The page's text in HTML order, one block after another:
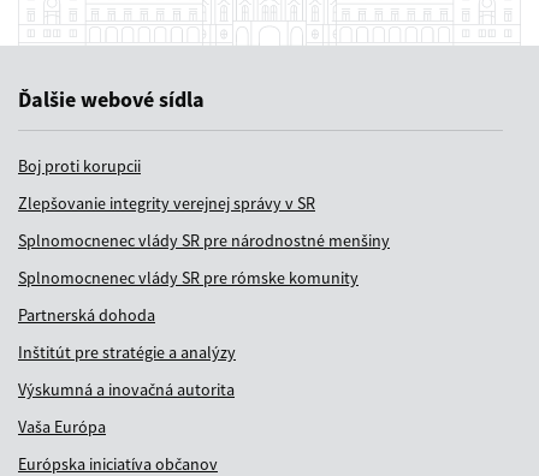
Ďalšie webové sídla
Boj proti korupcii
Zlepšovanie integrity verejnej správy v SR
Splnomocnenec vlády SR pre národnostné menšiny
Splnomocnenec vlády SR pre rómske komunity
Partnerská dohoda
Inštitút pre stratégie a analýzy
Výskumná a inovačná autorita
Vaša Európa
Európska iniciatíva občanov